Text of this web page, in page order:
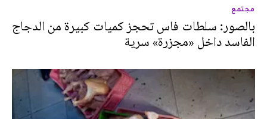
مجتمع
بالصور: سلطات فاس تحجز كميات كبيرة من الدجاج
الفاسد داخل «مجزرة» سرية